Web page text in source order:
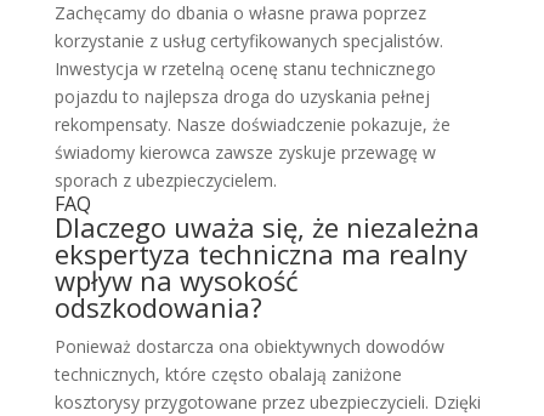
Zachęcamy do dbania o własne prawa poprzez
korzystanie z usług certyfikowanych specjalistów.
Inwestycja w rzetelną ocenę stanu technicznego
pojazdu to najlepsza droga do uzyskania pełnej
rekompensaty. Nasze doświadczenie pokazuje, że
świadomy kierowca zawsze zyskuje przewagę w
sporach z ubezpieczycielem.
FAQ
Dlaczego uważa się, że niezależna
ekspertyza techniczna ma realny
wpływ na wysokość
odszkodowania?
Ponieważ dostarcza ona obiektywnych dowodów
technicznych, które często obalają zaniżone
kosztorysy przygotowane przez ubezpieczycieli. Dzięki